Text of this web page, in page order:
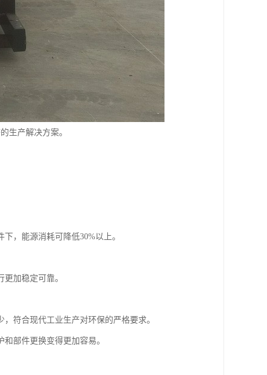
生产解决方案。
，能源消耗可降低30%以上。
加稳定可靠。
符合现代工业生产对环保的严格要求。
部件更换变得更加容易。